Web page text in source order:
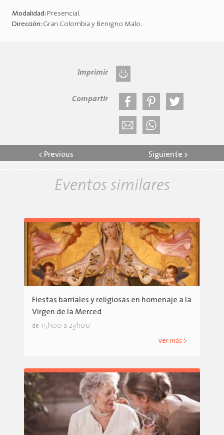
Modalidad: Presencial.
Dirección: Gran Colombia y Benigno Malo.
Imprimir
Compartir
< Previous Siguiente >
Eventos similares
Fiestas barriales y religiosas en homenaje a la
Virgen de la Merced
de 15h00 a 23h00
ver más >